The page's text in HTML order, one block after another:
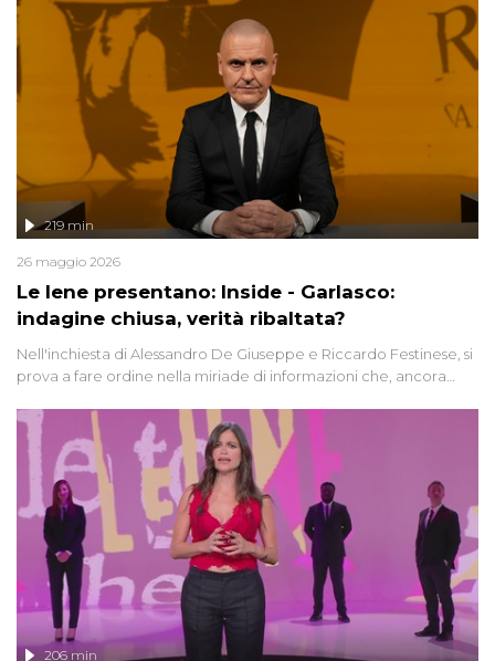
Le Iene presentano: Inside - Garlasco:
indagine chiusa, verità ribaltata?
219 min
26 maggio 2026
Nell'inchiesta di Alessandro De Giuseppe e Riccardo Festinese, si
prova a fare ordine nella miriade di informazioni che, ancora
giudiziarie più discusse degli ultimi anni. Lo speciale ricostruisce la
vicenda mettendo in fila testimonianze, errori, dettagli
controversi e i protagonisti di un'indagine che sembra non avere
fine.
206 min